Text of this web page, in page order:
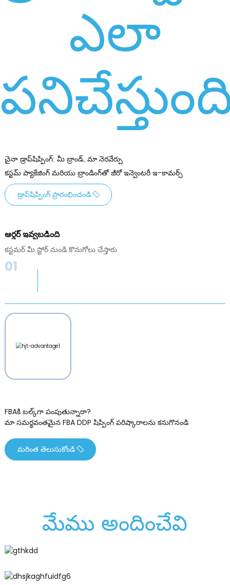
ఎలా
చైనా డ్రాప్‌షిప్పింగ్: మీ బ్రాండ్, మా నెరవేర్పు
కస్టమ్ ప్యాకేజింగ్ మరియు బ్రాండింగ్‌తో జీరో ఇన్వెంటరీ ఇ-కామర్స్
డ్రాప్‌షిప్పింగ్ ప్రారంభించండి
01
ఆర్డర్ ఇవ్వబడింది
కస్టమర్ మీ స్టోర్ నుండి కొనుగోలు చేస్తారు
FBAకి బల్క్‌గా పంపుతున్నారా?
మా సమర్థవంతమైన FBA DDP షిప్పింగ్ పరిష్కారాలను కనుగొనండి
మరింత తెలుసుకోండి
మేము అందించేవి